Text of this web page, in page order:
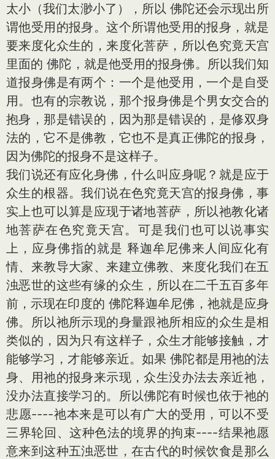
太小（我们太渺小了），所以 佛陀还会示现出所
谓他受用的报身。这个所谓他受用的报身，就是
要来度化众生的，来度化菩萨，所以色究竟天宫
里面的 佛陀，就是他受用的报身佛。所以我们知
道报身佛是有两个：一个是他受用，一个是自受
用。也有的宗教说，那个报身佛是个男女交合的
抱身，那是错误的，因为那是错误的，是修双身
法的，它不是佛教，它也不是真正佛陀的报身，
因为佛陀的报身不是这样子。
我们说还有应化身佛，什么叫应身呢？就是应于
众生的根器。我们说在色究竟天宫的报身佛，事
实上也可以算是应现于诸地菩萨，所以祂教化诸
地菩萨在色究竟天宫。可是我们也可以说事实
上，应身佛指的就是 释迦牟尼佛来人间应化有
情、来教导大家、来建立佛教、来度化我们在五
浊恶世的这些有缘的众生，所以在二千五百多年
前，示现在印度的 佛陀释迦牟尼佛，祂就是应身
佛。所以祂所示现的身量跟祂所相应的众生是相
类似的，因为只有这样子，众生才能够接触，才
能够学习，才能够亲近。如果 佛陀都是用祂的法
身、用祂的报身来示现，众生没办法去亲近祂，
没办法直接学习的。所以佛陀有时候也依于祂的
悲愿----祂本来是可以有广大的受用，可以不受
三界轮回、这种色法的境界的拘束----结果祂愿
意来到这种五浊恶世，在古代的时候饮食是那么